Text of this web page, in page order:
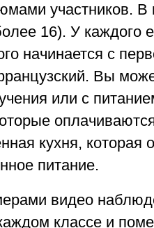
участников. В
16). У каждого
начинается с
Вы
или с
кухня, которая
питание.
видео
классе и